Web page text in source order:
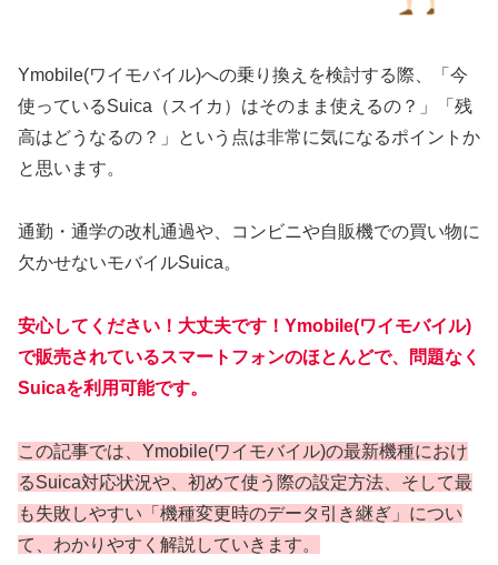
Ymobile(ワイモバイル)への乗り換えを検討する際、「今
使っているSuica（スイカ）はそのまま使えるの？」「残
高はどうなるの？」という点は非常に気になるポイントか
と思います。
通勤・通学の改札通過や、コンビニや自販機での買い物に
欠かせないモバイルSuica。
安心してください！大丈夫です！Ymobile(ワイモバイル)
で販売されているスマートフォンのほとんどで、問題なく
Suicaを利用可能です。
この記事では、Ymobile(ワイモバイル)の最新機種におけ
るSuica対応状況や、初めて使う際の設定方法、そして最
も失敗しやすい「機種変更時のデータ引き継ぎ」につい
て、わかりやすく解説していきます。